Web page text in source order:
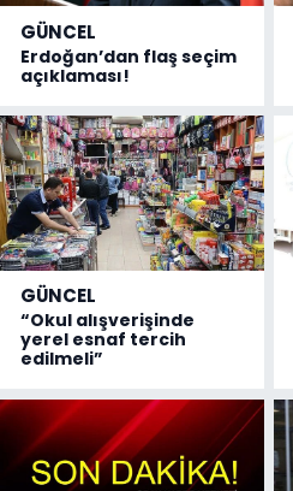
GÜNCEL
Erdoğan’dan flaş seçim
açıklaması!
GÜNCEL
“Okul alışverişinde
yerel esnaf tercih
edilmeli”